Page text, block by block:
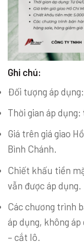
Ghi chú:
Đối tượng áp
Thời gian áp dụng:
Giá trên giá giao
Bình Chánh.
Chiết khấu tiền
vẫn được áp dụng.
Các chương trình
áp dụng, không áp
– cắt lô.